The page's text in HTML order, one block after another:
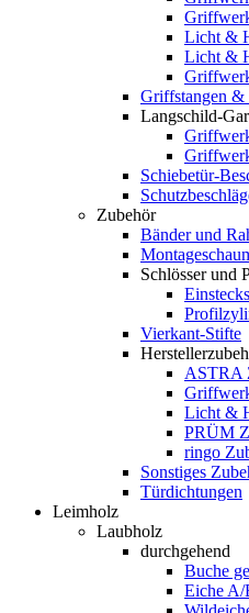
Licht &
Licht &
Griffstangen &
Langschild-
Schiebetür-
Zubehör
Bänder und
Schlösser und
Vierkant-Stifte
ASTRA
Licht &
PRÜM
ringo
Sonstiges
Türdichtungen
Leimholz
Laubholz
durchgehend
Buche
Eiche A/